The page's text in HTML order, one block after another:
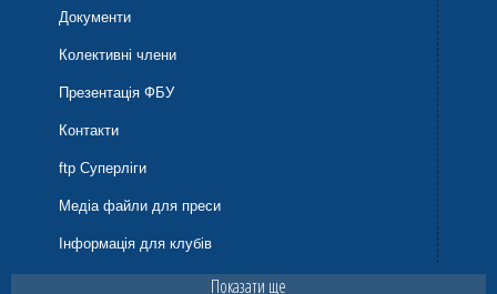
Документи
Колективні члени
Презентація ФБУ
Контакти
ftp Суперліги
Медіа файли для преси
Інформація для клубів
Показати ще